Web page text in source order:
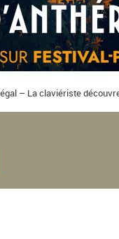
– La claviériste